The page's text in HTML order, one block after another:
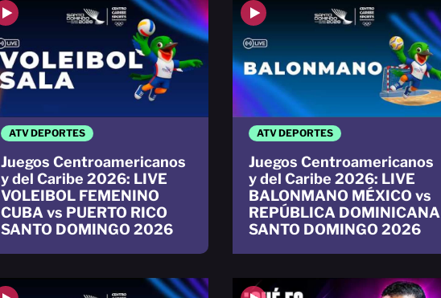
ATV DEPORTES
Juegos Centroamericanos
y del Caribe 2026: LIVE
VOLEIBOL FEMENINO
CUBA vs PUERTO RICO
SANTO DOMINGO 2026
ATV DEPORTES
Juegos Centroamericanos
y del Caribe 2026: LIVE
BALONMANO MÉXICO vs
REPÚBLICA DOMINICANA
SANTO DOMINGO 2026